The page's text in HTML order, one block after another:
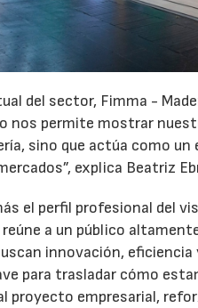
del sector, Fimma -
nos permite mostrar
sino que actúa como
explica Beatriz
el perfil profesional del
a un público
innovación,
para trasladar cómo
proyecto empresarial,